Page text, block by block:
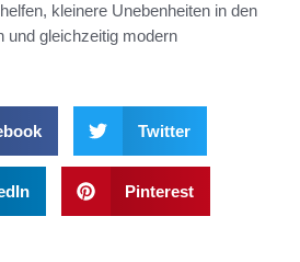
kleinere Unebenheiten in den
und gleichzeitig modern
Twitter
Pinterest